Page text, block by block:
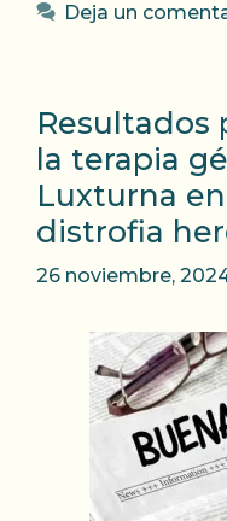
Deja un
Resultados
la terapia
Luxturna
distrofia
26 noviembre,